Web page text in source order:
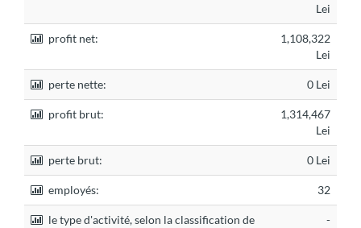
Lei
profit net:
1,108,322
Lei
perte nette: 0 Lei
profit brut:
1,314,467
Lei
perte brut: 0 Lei
employés: 32
le type d'activité, selon la classification de
-